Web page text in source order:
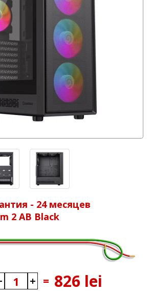
- 24 месяцев
2 AB Black
= 826 lei